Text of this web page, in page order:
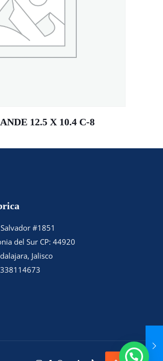
12.5 X 10.4 C-8
#1851
del Sur CP: 44920
Jalisco